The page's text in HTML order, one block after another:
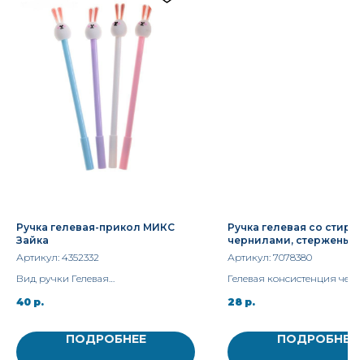
Ручка гелевая-прикол МИКС
Зайка
Артикул: 4352332
Вид ручки Гелевая
40 р.
ПОДРОБНЕЕ
Ручка гелевая со
чернилами, стержень
мм, корпус МИКС
Артикул: 7078380
Гелевая консистенция
бумаге и быстро сохнет.
28 р.
ПОДРОБНЕЕ